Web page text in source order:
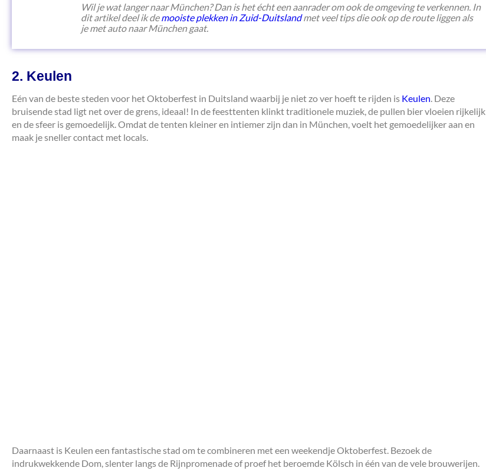
Wil je wat langer naar München? Dan is het écht een aanrader om ook de omgeving te verkennen. In
dit artikel deel ik demooiste plekken in Zuid-Duitslandmet veel tips die ook op de route liggen als
je met auto naar München gaat.
2. Keulen
Eén van de beste steden voor het Oktoberfest in Duitsland waarbij je niet zo ver hoeft te rijden is Keulen . Deze
bruisende stad ligt net over de grens, ideaal! In de feesttenten klinkt traditionele muziek, de pullen bier vloeien rijkelijk
en de sfeer is gemoedelijk. Omdat de tenten kleiner en intiemer zijn dan in München, voelt het gemoedelijker aan en
maak je sneller contact met locals.
Daarnaast is Keulen een fantastische stad om te combineren met een weekendje Oktoberfest. Bezoek de
indrukwekkende Dom, slenter langs de Rijnpromenade of proef het beroemde Kölsch in één van de vele brouwerijen.